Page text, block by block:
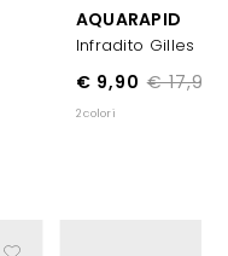
AQUARAPID
Infradito Gilles
€ 17,99
€ 9,90
2 colori